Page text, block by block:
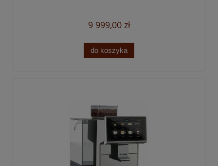
9 999,00 zł
do koszyka